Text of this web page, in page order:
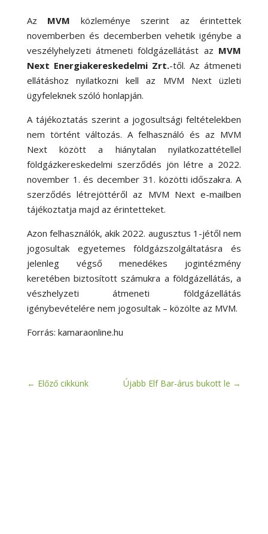
Az MVM
közleménye szerint az érintettek
novemberben és decemberben vehetik igénybe a
veszélyhelyzeti átmeneti földgázellátást az MVM
Next Energiakereskedelmi Zrt.-től. Az átmeneti
ellátáshoz nyilatkozni kell az MVM Next üzleti
ügyfeleknek szóló honlapján.
A tájékoztatás szerint a jogosultsági feltételekben
nem történt változás. A felhasználó és az MVM
Next között a hiánytalan nyilatkozattétellel
földgázkereskedelmi szerződés jön létre a 2022.
november 1. és december 31. közötti időszakra. A
szerződés létrejöttéről az MVM Next e-mailben
tájékoztatja majd az érintetteket.
Azon felhasználók, akik 2022. augusztus 1-jétől nem
jogosultak egyetemes földgázszolgáltatásra és
jelenleg végső menedékes jogintézmény
keretében biztosított számukra a földgázellátás, a
vészhelyzeti átmeneti földgázellátás
igénybevételére nem jogosultak – közölte az MVM.
Forrás: kamaraonline.hu
← Előző cikkünk Újabb Elf Bar-árus bukott le →